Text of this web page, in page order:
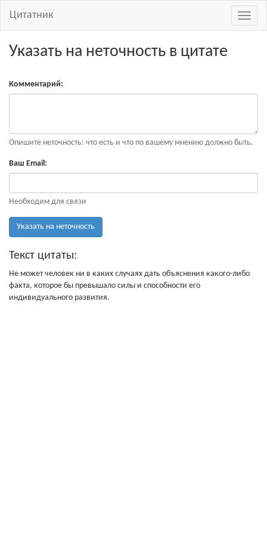
Цитатник
Указать на неточность в цитате
Комментарий:
Опишите неточность: что есть и что по вашему мнению должно быть.
Ваш Email:
Необходим для связи
Указать на неточность
Текст цитаты:
Не может человек ни в каких случаях дать объяснения какого-либо
факта, которое бы превышало силы и способности его
индивидуального развития.